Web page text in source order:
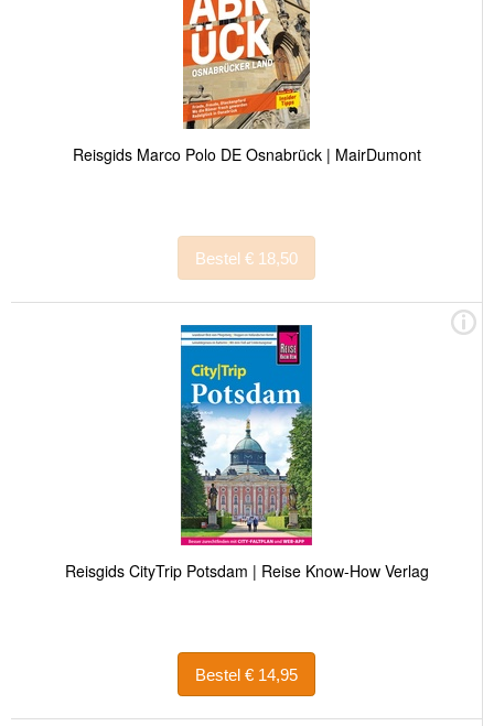
Reisgids Marco Polo DE Osnabrück | MairDumont
Bestel € 18,50
Reisgids CityTrip Potsdam | Reise Know-How Verlag
Bestel € 14,95